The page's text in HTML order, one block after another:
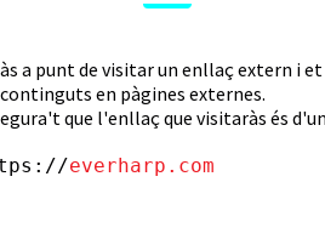
a punt de visitar un enllaç extern i
en pàgines externes.
que l'enllaç que visitaràs és
everharp.com